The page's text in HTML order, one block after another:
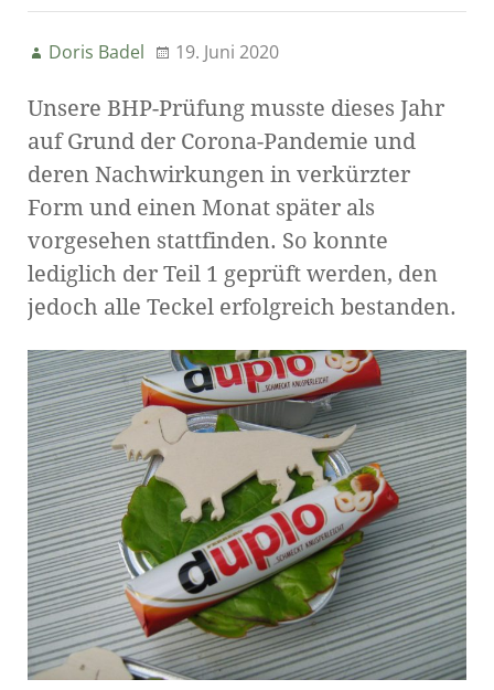
Doris Badel 19. Juni 2020
Unsere BHP-Prüfung musste dieses Jahr
auf Grund der Corona-Pandemie und
deren Nachwirkungen in verkürzter
Form und einen Monat später als
vorgesehen stattfinden. So konnte
lediglich der Teil 1 geprüft werden, den
jedoch alle Teckel erfolgreich bestanden.